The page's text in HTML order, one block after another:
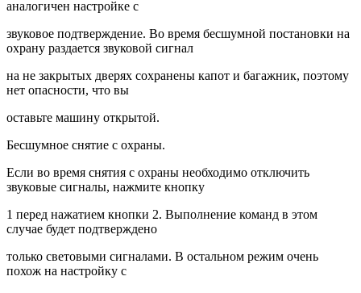
аналогичен настройке с
звуковое подтверждение. Во время бесшумной постановки на
охрану раздается звуковой сигнал
на не закрытых дверях сохранены капот и багажник, поэтому
нет опасности, что вы
оставьте машину открытой.
Бесшумное снятие с охраны.
Если во время снятия с охраны необходимо отключить
звуковые сигналы, нажмите кнопку
1 перед нажатием кнопки 2. Выполнение команд в этом
случае будет подтверждено
только световыми сигналами. В остальном режим очень
похож на настройку с